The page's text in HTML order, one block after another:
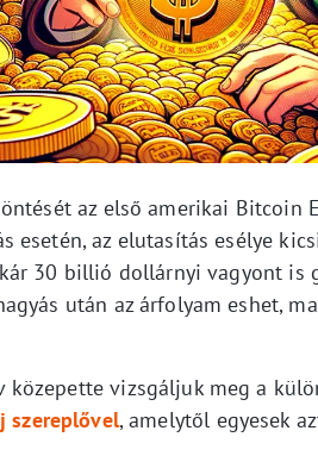
az első amerikai Bitcoin
esetén, az elutasítás esélye
30 billió dollárnyi vagyont is
után az árfolyam eshet,
közepette vizsgáljuk meg a
szereplővel, amelytől egyesek